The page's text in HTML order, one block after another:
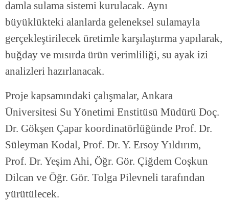
damla sulama sistemi kurulacak. Aynı
büyüklükteki alanlarda geleneksel sulamayla
gerçekleştirilecek üretimle karşılaştırma yapılarak,
buğday ve mısırda ürün verimliliği, su ayak izi
analizleri hazırlanacak.
Proje kapsamındaki çalışmalar, Ankara
Üniversitesi Su Yönetimi Enstitüsü Müdürü Doç.
Dr. Gökşen Çapar koordinatörlüğünde Prof. Dr.
Süleyman Kodal, Prof. Dr. Y. Ersoy Yıldırım,
Prof. Dr. Yeşim Ahi, Öğr. Gör. Çiğdem Coşkun
Dilcan ve Öğr. Gör. Tolga Pilevneli tarafından
yürütülecek.